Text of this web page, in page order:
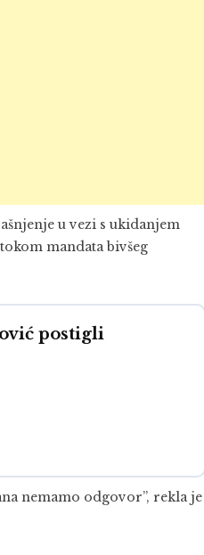
u vezi s ukidanjem
mandata bivšeg
postigli
nemamo odgovor”, rekla je